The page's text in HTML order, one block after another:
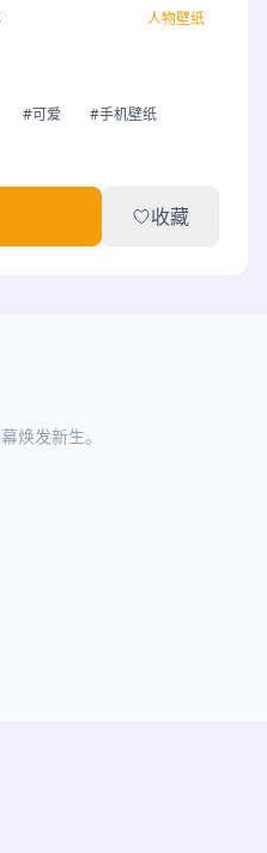
人物壁纸
#可爱
#手机壁纸
收藏
焕发新生。